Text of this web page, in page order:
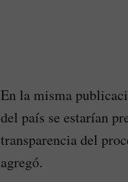
En la misma
del país se estarían
transparencia del
agregó.